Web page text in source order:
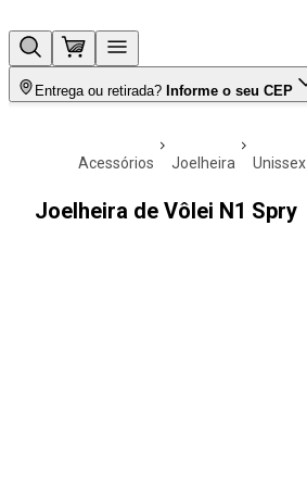
Entrega ou retirada? Informe o seu CEP
acessórios joelheira unissex
Joelheira de Vôlei N1 Spry